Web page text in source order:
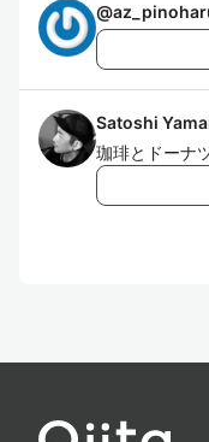
@
Satoshi
珈琲とドーナ